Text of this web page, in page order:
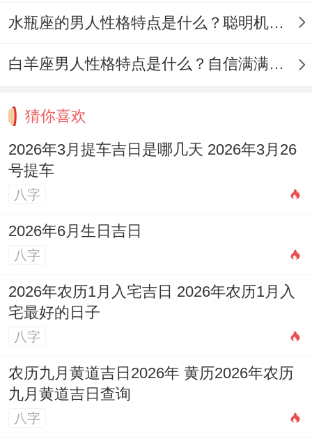
业剪彩、✓附加吉兆:捐赠慈善、修剪绿植.✗
首要规避:婚丧仪式、地基施工
位:正北（宜摆放【貔貅）】;喜神：正南
（利于【社交宴会）】；吉时：09:00-11：
00（辰时阳升- 气场最旺）
公历:2025年9月12日星期五...农历：乙巳年
八月初二 -天干地支:乙巳年乙酉月庚戌日 -
【宜】嫁娶、入宅、祭祀、修造、纳畜
（龙）| 岁破方位:西北、【九星吉凶】八白
左辅星入中宫（旺财运）- ✓强效匹配:婚礼
水瓶座的男人性格特点是什么？聪明机智理性冷静
白羊座男人性格特点是什么？自信满满但缺乏耐心
猜你喜欢
2026年3月提车吉日是哪几天 2026年3月26
号提车
八字
2026年6月生日吉日
八字
2026年农历1月入宅吉日 2026年农历1月入
宅最好的日子
八字
农历九月黄道吉日2026年 黄历2026年农历
九月黄道吉日查询
八字